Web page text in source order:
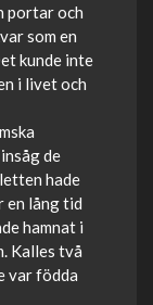
portar och
som en
kunde inte
i livet och
de
hade
en lång tid
hamnat i
Kalles två
var födda